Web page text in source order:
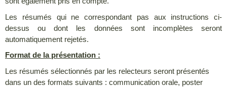
Les résumés qui ne correspondant pas aux instructions ci-
dessus ou dont les données sont incomplètes seront
automatiquement rejetés.
Format de la présentation :
Les résumés sélectionnés par les relecteurs seront présentés
dans un des formats suivants : communication orale, poster